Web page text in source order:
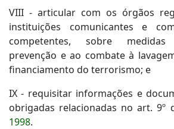
VIII - articular com os órgãos
instituições comunicantes e
competentes, sobre
prevenção e ao combate à
financiamento do terrorismo; e
IX - requisitar informações e
obrigadas relacionadas no art. 9º
1998.